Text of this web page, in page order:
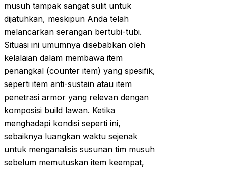
musuh tampak sangat sulit untuk
dijatuhkan, meskipun Anda telah
melancarkan serangan bertubi-tubi.
Situasi ini umumnya disebabkan oleh
kelalaian dalam membawa item
penangkal (counter item) yang spesifik,
seperti item anti-sustain atau item
penetrasi armor yang relevan dengan
komposisi build lawan. Ketika
menghadapi kondisi seperti ini,
sebaiknya luangkan waktu sejenak
untuk menganalisis susunan tim musuh
sebelum memutuskan item keempat,